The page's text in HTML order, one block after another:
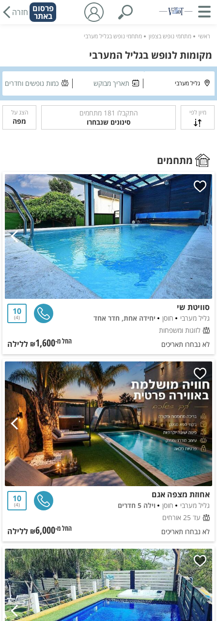
פרסום
באתר חזרה
ראשי מתחמי נופש בצפון מתחמי נופש בגליל מערבי
מקומות לנופש בגליל המערבי
תאריך מבוקש כמות נופשים וחדרים
מיון לפי התקבלו 181 מתחמים
סינונים שנבחרו
הצג על
מפה
מתחמים
סוויטת שי
גליל מערבי חוסן
יחידה אחת, חדר אחד
לזוגות ומשפחות
10
4
לא נבחרו תאריכים החל מ-₪1,600 ללילה
אחוזת מצפה אגם
גליל מערבי חוסן
וילה 5 חדרים
עד 25 אורחים
10
4
לא נבחרו תאריכים החל מ-₪6,000 ללילה